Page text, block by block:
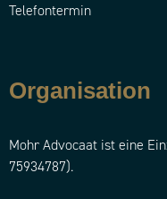
Telefontermin
Organisation
Mohr Advocaat ist eine
75934787).